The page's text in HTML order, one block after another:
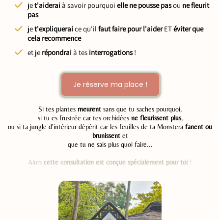
jet'aideraià savoir pourquoi elle ne pousse pasou ne fleurit
pas
jet'expliqueraice qu'il faut faire pour l'aiderETéviter que
cela recommence
et je répondraià tes interrogations!
Je réserve ma place !
Si tes plantes meurent sans que tu saches pourquoi,
si tu es frustrée car tes orchidées ne fleurissent plus,
ou si ta jungle d'intérieur dépérit car les feuilles de ta Monstera fanent ou
brunissentet
que tu ne sais plus quoi faire...
Alors cette consultation est conçue spécialement pour toi !